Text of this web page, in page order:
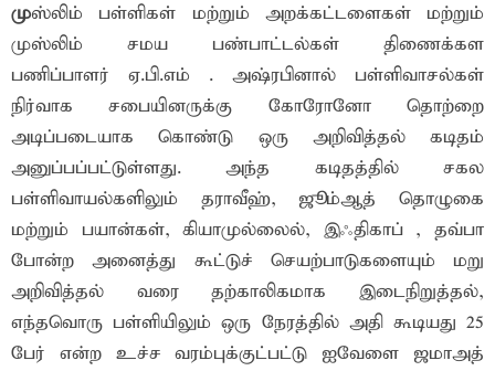
முஸ்லிம் பள்ளிகள் மற்றும் அறக்கட்டளைகள் மற்றும்
முஸ்லிம் சமய பண்பாட்டல்கள் திணைக்கள
பணிப்பாளர் ஏ.பி.எம் . அஷ்ரபினால் பள்ளிவாசல்கள்
நிர்வாக சபையினருக்கு கோரோனோ தொற்றை
அடிப்படையாக கொண்டு ஒரு அறிவித்தல் கடிதம்
அனுப்பப்பட்டுள்ளது. அந்த கடிதத்தில் சகல
பள்ளிவாயல்களிலும் தராவீஹ், ஜூம்ஆத் தொழுகை
மற்றும் பயான்கள், கியாமுல்லைல், இஃதிகாப் , தவ்பா
போன்ற அனைத்து கூட்டுச் செயற்பாடுகளையும் மறு
அறிவித்தல் வரை தற்காலிகமாக இடைநிறுத்தல்,
எந்தவொரு பள்ளியிலும் ஒரு நேரத்தில் அதி கூடியது 25
பேர் என்ற உச்ச வரம்புக்குட்பட்டு ஐவேளை ஜமாஅத்